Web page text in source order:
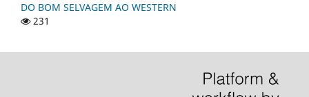
DO BOM SELVAGEM AO WESTERN
231